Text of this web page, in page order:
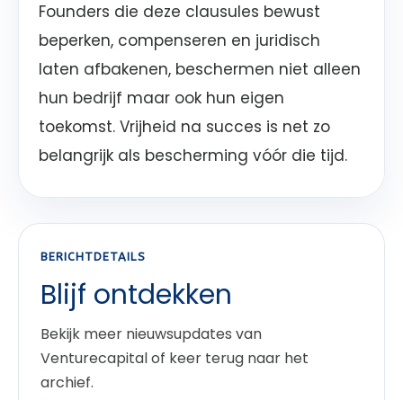
Founders die deze clausules bewust
beperken, compenseren en juridisch
laten afbakenen, beschermen niet alleen
hun bedrijf maar ook hun eigen
toekomst. Vrijheid na succes is net zo
belangrijk als bescherming vóór die tijd.
BERICHTDETAILS
Blijf ontdekken
Bekijk meer nieuwsupdates van
Venturecapital of keer terug naar het
archief.